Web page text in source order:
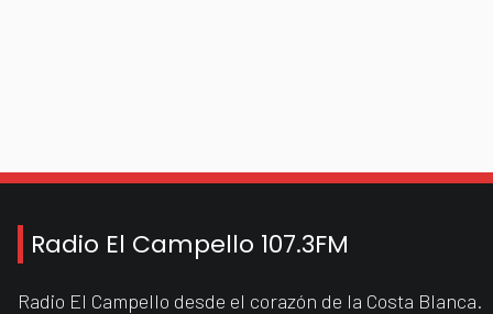
Radio El Campello 107.3FM
Radio El Campello desde el corazón de la Costa Blanca.